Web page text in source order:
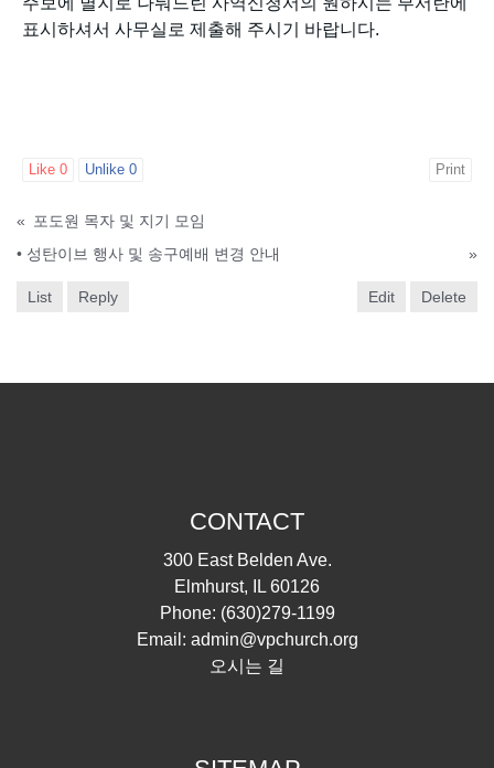
표시하셔서 사무실로 제출해 주시기 바랍니다.
Like 0 Unlike 0 Print
«
포도원 목자 및 지기 모임
• 성탄이브 행사 및 송구예배 변경 안내
»
List Reply Edit Delete
CONTACT
300 East Belden Ave.
Elmhurst, IL 60126
Phone: (630)279-1199
Email: admin@vpchurch.org
오시는 길